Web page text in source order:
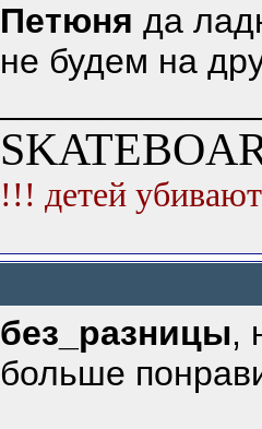
Петюня да
не будем на
!!! детей
без_разницы,
больше